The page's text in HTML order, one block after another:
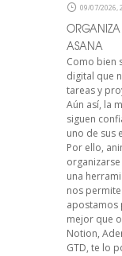
09/07/2026,
ASANA
Como bien
digital que
tareas y
Aún así, la
siguen
uno de sus
Por ello,
una
nos
apostamos
mejor que
Notion,
GTD, te lo